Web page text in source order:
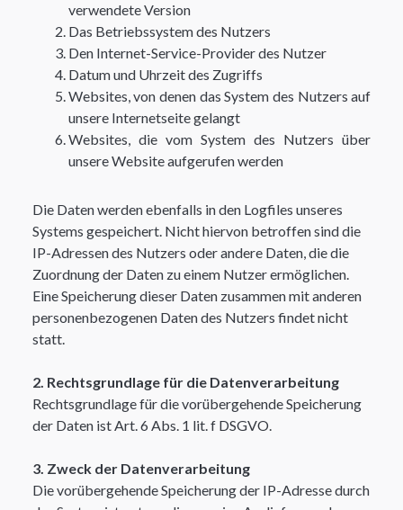
verwendete Version
Das Betriebssystem des Nutzers
Den Internet-Service-Provider des Nutzer
Datum und Uhrzeit des Zugriffs
Websites, von denen das System des Nutzers auf
unsere Internetseite gelangt
Websites, die vom System des Nutzers über
unsere Website aufgerufen werden
Die Daten werden ebenfalls in den Logfiles unseres
Systems gespeichert. Nicht hiervon betroffen sind die
IP-Adressen des Nutzers oder andere Daten, die die
Zuordnung der Daten zu einem Nutzer ermöglichen.
Eine Speicherung dieser Daten zusammen mit anderen
personenbezogenen Daten des Nutzers findet nicht
statt.​
2. Rechtsgrundlage für die Datenverarbeitung
Rechtsgrundlage für die vorübergehende Speicherung
der Daten ist Art. 6 Abs. 1 lit. f DSGVO. ​
3. Zweck der Datenverarbeitung
Die vorübergehende Speicherung der IP-Adresse durch